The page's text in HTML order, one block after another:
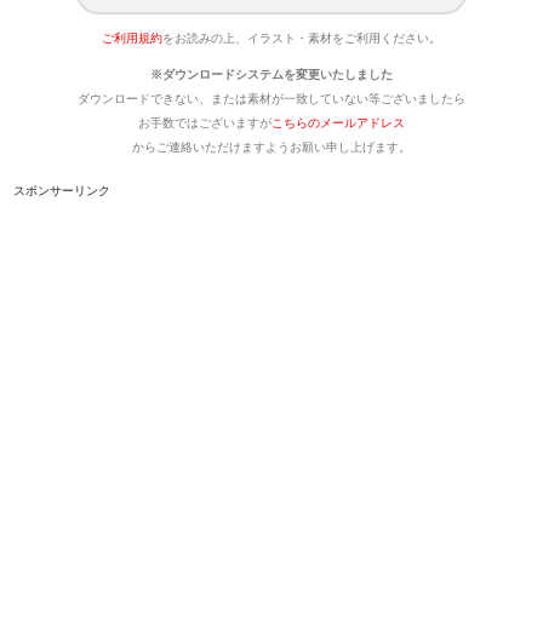
ご利用規約をお読みの上、イラスト・素材をご利用ください。
※ダウンロードシステムを変更いたしました
ダウンロードできない、または素材が一致していない等ございましたら
お手数ではございますがこちらのメールアドレス
からご連絡いただけますようお願い申し上げます。
スポンサーリンク